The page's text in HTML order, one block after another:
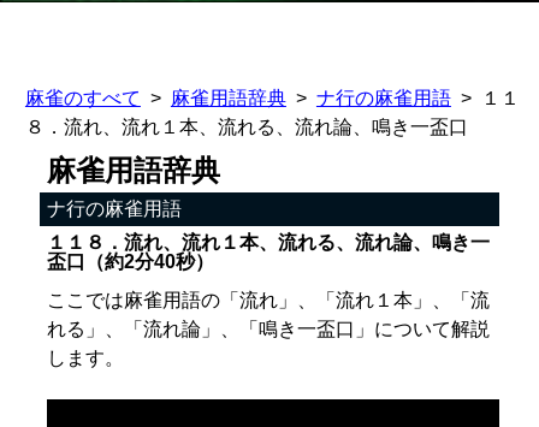
麻雀のすべて 麻雀用語辞典 ナ行の麻雀用語
１１
８．流れ、流れ１本、流れる、流れ論、鳴き一盃口
麻雀用語辞典
ナ行の麻雀用語
１１８．流れ、流れ１本、流れる、流れ論、鳴き一
盃口（約2分40秒）
ここでは麻雀用語の「流れ」、「流れ１本」、「流
れる」、「流れ論」、「鳴き一盃口」について解説
します。